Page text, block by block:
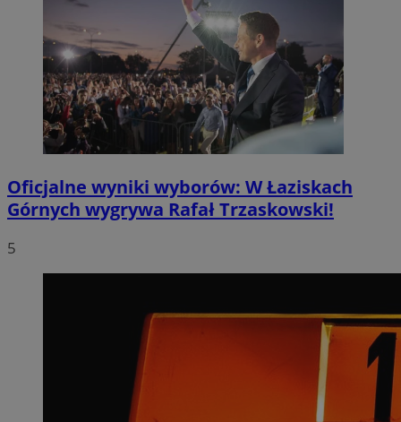
Oficjalne wyniki wyborów: W Łaziskach
Górnych wygrywa Rafał Trzaskowski!
5